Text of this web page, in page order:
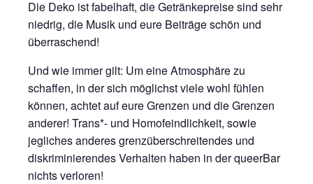
Die Deko ist fabelhaft, die Getränkepreise sind sehr
niedrig, die Musik und eure Beiträge schön und
überraschend!
Und wie immer gilt: Um eine Atmosphäre zu
schaffen, in der sich möglichst viele wohl fühlen
können, achtet auf eure Grenzen und die Grenzen
anderer! Trans*- und Homofeindlichkeit, sowie
jegliches anderes grenzüberschreitendes und
diskriminierendes Verhalten haben in der queerBar
nichts verloren!